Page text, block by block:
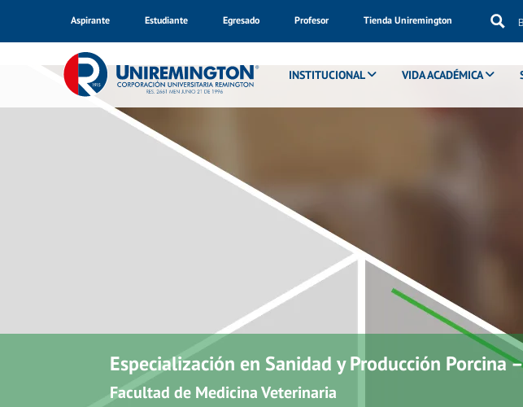
Aspirante Estudiante Egresado Profesor Tienda Uniremington
INSTITUCIONAL VIDA ACADÉMICA
Especialización en Sanidad y Producción Porcina
Facultad de Medicina Veterinaria